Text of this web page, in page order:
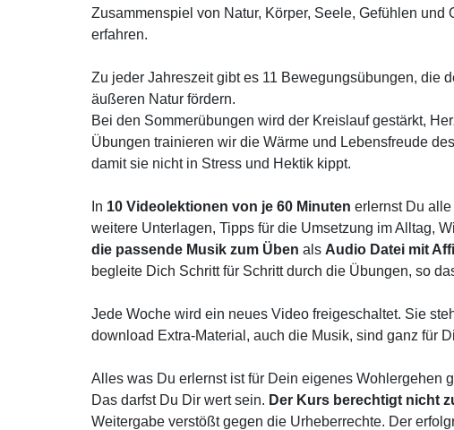
Zusammenspiel von Natur, Körper, Seele, Gefühlen und
erfahren.
Zu jeder Jahreszeit gibt es 11 Bewegungsübungen, die
äußeren Natur fördern.
Bei den Sommerübungen wird der Kreislauf gestärkt,
Übungen trainieren wir die Wärme und Lebensfreude
damit sie nicht in Stress und Hektik kippt.
In 10 Videolektionen von je 60 Minuten erlernst Du
weitere Unterlagen, Tipps für die Umsetzung im Alltag,
die passende Musik zum Üben als Audio Datei mit
begleite Dich Schritt für Schritt durch die Übungen, so
Jede Woche wird ein neues Video freigeschaltet. Sie
download Extra-Material, auch die Musik, sind ganz für
Alles was Du erlernst ist für Dein eigenes Wohlergehen
Das darfst Du Dir wert sein. Der Kurs berechtigt nicht
Weitergabe verstößt gegen die Urheberrechte. Der